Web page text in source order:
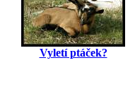
Vyletí ptáček?